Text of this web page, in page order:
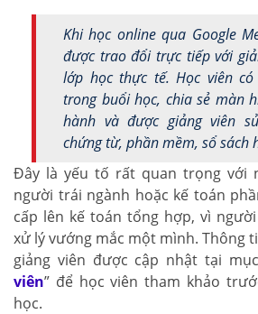
Khi học online qua Google
được trao đổi trực tiếp với
lớp học thực tế. Học viên
trong buổi học, chia sẻ màn
hành và được giảng viên
chứng từ, phần mềm, sổ sách
Đây là yếu tố rất quan trọng với
người trái ngành hoặc kế toán
cấp lên kế toán tổng hợp, vì
xử lý vướng mắc một mình. Thông
giảng viên được cập nhật tại
viên” để học viên tham khảo
học.